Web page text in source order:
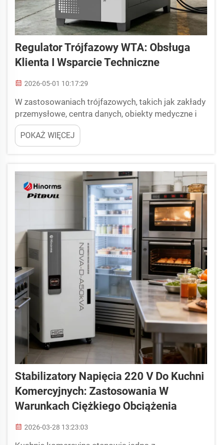
Regulator Trójfazowy WTA: Obsługa
Klienta I Wsparcie Techniczne
2026-05-01 10:17:29
W zastosowaniach trójfazowych, takich jak zakłady
przemysłowe, centra danych, obiekty medyczne i
budynki komercyjne, wahania napięcia nie są
jedynie uciążliwe, lecz stanowią barierę operacyjną,
która może sparaliżować produktywność. Utrata
POKAŻ WIĘCEJ
Stabilizatory Napięcia 220 V Do Kuchni
Komercyjnych: Zastosowania W
Warunkach Ciężkiego Obciążenia
2026-03-28 13:23:03